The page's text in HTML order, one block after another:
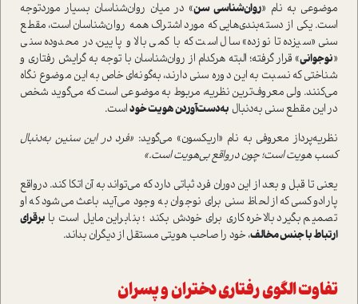
موضوعي به نام «روان‌شناسي سن» در ميان روان‌شناسان بسيار موردتوجه
است. يكي از دسته‌بندي‌هایی که مورد اشتراك همه روان‌شناسان است، مقطع
سني «سيزده تا نوزده» سال است كه با كمی‌ بالا و پايين، در محدوده سني
«نوجواني» قرار گرفته؛ البته هركدام از روان‌شناسان با توجه به گرايش رفتاري و
شناختي كه نسبت به اين دوره سني دارند، به‌گونه‌اي خاص به اين موضوع نگاه
می‌كنند. ولي معروف‌ترين نظريه، مر‌بوط به موضوعي است که می‌گوید شخص
در اين مقطع سني به‌دنبال به‌دست‌آوردن هويت خوداست.
نظريه‌پرداز معروفي به نام «اريكسون» می‌گويد: «فرد در اين سنين به‌دنبال
كسب هويت است؛ چون درواقع بي‌هويت است.»
يعني تا قبل و بعد از اين دوران فرد ثباتي دارد كه می‌تواند به آن اتكا كند. درواقع
پارادوكسي كه از لحاظ سني براي نوجوان به وجود می‌آيد، باعث مي‌شود كه او
تصميم بگيرد بالاخره كاري براي خودش بكند ؛ بنابراین مایل است با برقرای
ارتباط با جنس مخالف، خود را صاحب هويتي مستقل از ديگران بداند.
تفاوت الگوي رفتاري دختران و پسران